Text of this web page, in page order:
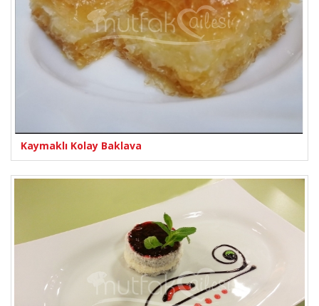
Kaymaklı Kolay Baklava